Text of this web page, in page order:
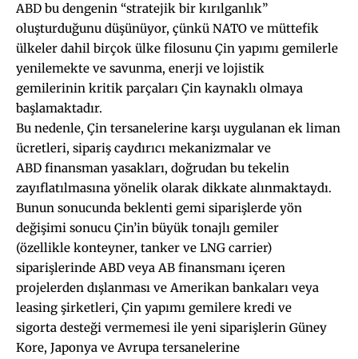
ABD bu dengenin “stratejik bir kırılganlık”
oluşturduğunu düşünüyor, çünkü NATO ve müttefik
ülkeler dahil birçok ülke filosunu Çin yapımı gemilerle
yenilemekte ve savunma, enerji ve lojistik
gemilerinin kritik parçaları Çin kaynaklı olmaya
başlamaktadır.
Bu nedenle, Çin tersanelerine karşı uygulanan ek liman
ücretleri, sipariş caydırıcı mekanizmalar ve
ABD finansman yasakları, doğrudan bu tekelin
zayıflatılmasına yönelik olarak dikkate alınmaktaydı.
Bunun sonucunda beklenti gemi siparişlerde yön
değişimi sonucu Çin’in büyük tonajlı gemiler
(özellikle konteyner, tanker ve LNG carrier)
siparişlerinde ABD veya AB finansmanı içeren
projelerden dışlanması ve Amerikan bankaları veya
leasing şirketleri, Çin yapımı gemilere kredi ve
sigorta desteği vermemesi ile yeni siparişlerin Güney
Kore, Japonya ve Avrupa tersanelerine